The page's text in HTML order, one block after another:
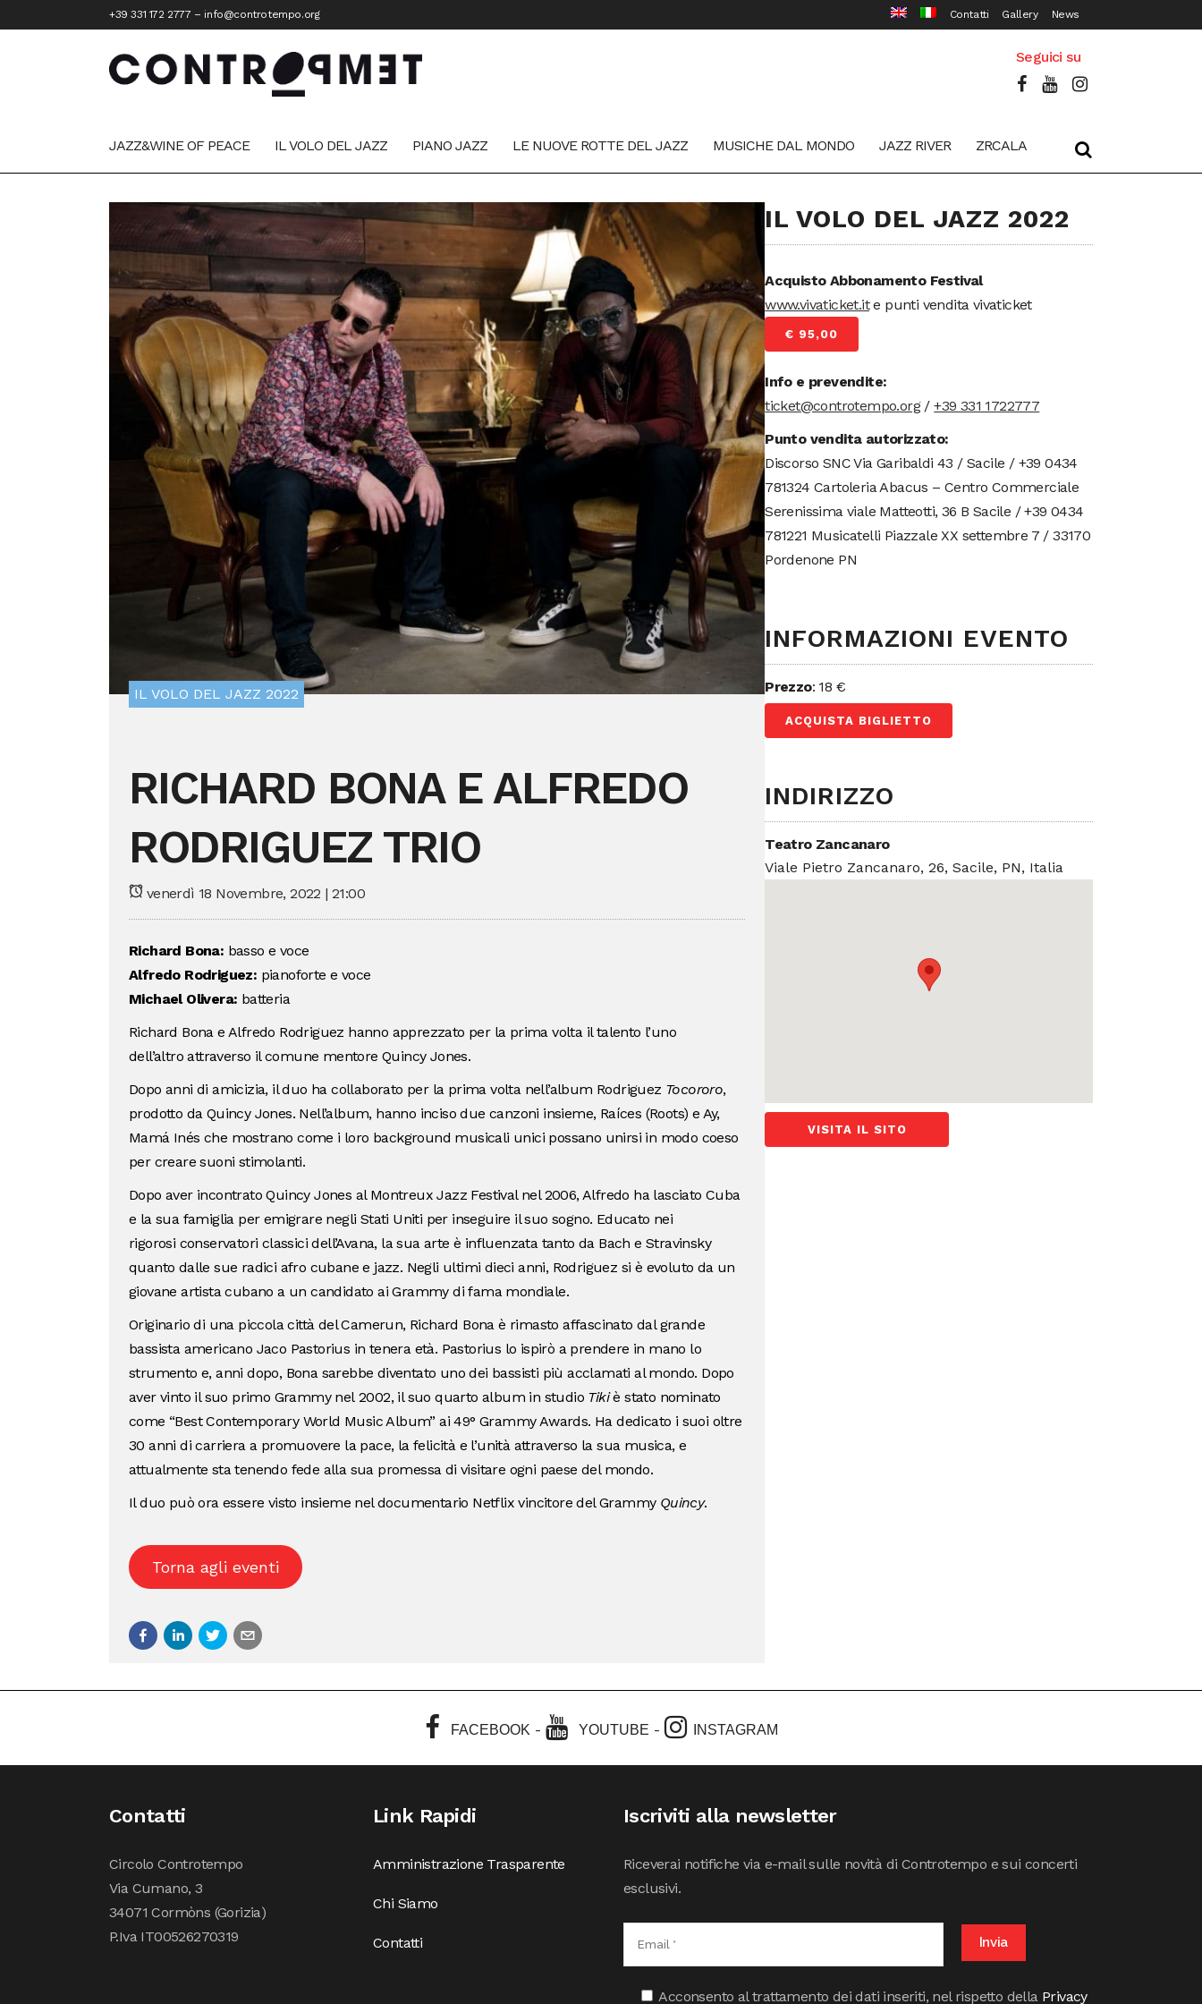
+39 331 172 2777 – info@controtempo.org Contatti Gallery News
Seguici su
JAZZ&WINE OF PEACE IL VOLO DEL JAZZ PIANO JAZZ LE NUOVE ROTTE DEL JAZZ MUSICHE DAL MONDO JAZZ RIVER ZRCALA
IL VOLO DEL JAZZ 2022
RICHARD BONA E ALFREDO
RODRIGUEZ TRIO
venerdì 18 Novembre, 2022 | 21:00
Richard Bona: basso e voce
Alfredo Rodriguez: pianoforte e voce
Michael Olivera: batteria
Richard Bona e Alfredo Rodriguez hanno apprezzato per la prima volta il talento l’uno
dell’altro attraverso il comune mentore Quincy Jones.
Dopo anni di amicizia, il duo ha collaborato per la prima volta nell’album Rodriguez Tocororo,
prodotto da Quincy Jones. Nell’album, hanno inciso due canzoni insieme, Raíces (Roots) e Ay,
Mamá Inés che mostrano come i loro background musicali unici possano unirsi in modo coeso
per creare suoni stimolanti.
Dopo aver incontrato Quincy Jones al Montreux Jazz Festival nel 2006, Alfredo ha lasciato Cuba
e la sua famiglia per emigrare negli Stati Uniti per inseguire il suo sogno. Educato nei
rigorosi conservatori classici dell’Avana, la sua arte è influenzata tanto da Bach e Stravinsky
quanto dalle sue radici afro cubane e jazz. Negli ultimi dieci anni, Rodriguez si è evoluto da un
giovane artista cubano a un candidato ai Grammy di fama mondiale.
Originario di una piccola città del Camerun, Richard Bona è rimasto affascinato dal grande
bassista americano Jaco Pastorius in tenera età. Pastorius lo ispirò a prendere in mano lo
strumento e, anni dopo, Bona sarebbe diventato uno dei bassisti più acclamati al mondo. Dopo
aver vinto il suo primo Grammy nel 2002, il suo quarto album in studioTikiè stato nominato
come “Best Contemporary World Music Album” ai 49° Grammy Awards. Ha dedicato i suoi oltre
30 anni di carriera a promuovere la pace, la felicità e l’unità attraverso la sua musica, e
attualmente sta tenendo fede alla sua promessa di visitare ogni paese del mondo.
Il duo può ora essere visto insieme nel documentario Netflix vincitore del GrammyQuincy.
Torna agli eventi
IL VOLO DEL JAZZ 2022
Acquisto Abbonamento Festival
www.vivaticket.ite punti vendita vivaticket
€ 95,00
Info e prevendite:
ticket@controtempo.org/+39 331 1722777
Punto vendita autorizzato:
Discorso SNC Via Garibaldi 43 / Sacile / +39 0434
781324 Cartoleria Abacus – Centro Commerciale
Serenissima viale Matteotti, 36 B Sacile / +39 0434
781221 Musicatelli Piazzale XX settembre 7 / 33170
Pordenone PN
INFORMAZIONI EVENTO
Prezzo: 18 €
ACQUISTA BIGLIETTO
INDIRIZZO
Teatro Zancanaro
Viale Pietro Zancanaro, 26, Sacile, PN, Italia
VISITA IL SITO
FACEBOOK - YOUTUBE - INSTAGRAM
Contatti
Circolo Controtempo
Via Cumano, 3
34071 Cormòns (Gorizia)
P.Iva IT00526270319
Link Rapidi
Amministrazione Trasparente
Chi Siamo
Contatti
Iscriviti alla newsletter
Riceverai notifiche via e-mail sulle novità di Controtempo e sui concerti
esclusivi.
Acconsento al trattamento dei dati inseriti, nel rispetto della Privacy